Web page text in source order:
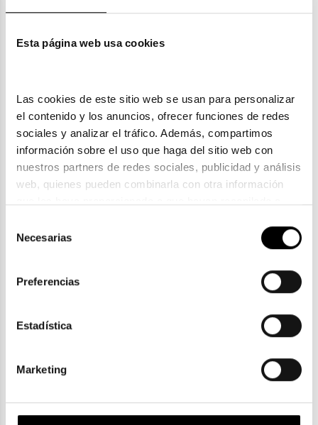
Esta página web usa cookies
Las cookies de este sitio web se usan para personalizar
el contenido y los anuncios, ofrecer funciones de redes
sociales y analizar el tráfico. Además, compartimos
información sobre el uso que haga del sitio web con
nuestros partners de redes sociales, publicidad y análisis
web, quienes pueden combinarla con otra información
la política de privacidad en el siguiente
. Consulta
Necesarias
Preferencias
Estadística
Marketing
Tommy Hilfiger